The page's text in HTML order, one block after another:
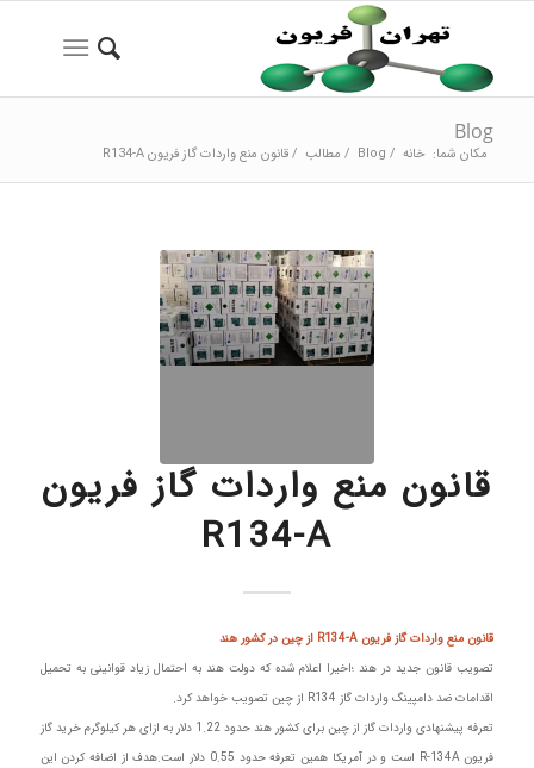
Blog
مکان شما: خانه /
Blog
/ مطالب / قانون منع واردات گاز فریون R134-A
قانون منع واردات گاز فریون
R134-A
قانون منع واردات گاز فریون R134-A از چین در کشور هند
تصویب قانون جدید در هند ؛اخیرا اعلام شده که دولت هند به احتمال زیاد قوانینی به تحمیل
اقدامات ضد دامپینگ واردات گاز R134 از چین تصویب خواهد کرد.
تعرفه پیشنهادی واردات گاز از چین برای کشور هند حدود 1.22 دلار به ازای هر کیلوگرم خرید گاز
فریون R-134A است و در آمریکا همین تعرفه حدود 0.55 دلار است.هدف از اضافه کردن این